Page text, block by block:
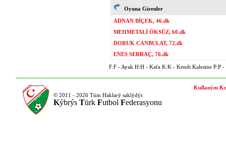
Oyuna Girenler
ADNAN BİÇEK, 46.dk
MEHMETALİ ÖKSÜZ, 60.dk
DORUK CANBULAT, 72.dk
ENES SERRAÇ, 76.dk
F:F - Ayak H:H - Kafa K:K - Kendi Kalesine P:P -
© 2011 - 2026 Tüm Haklarý saklýdýr.
Kýbrýs Türk Futbol Federasyonu
Kullaným